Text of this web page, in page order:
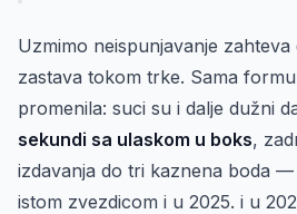
Uzmimo neispunjavanje
zastava tokom trke. Sama
promenila: suci su i dalje dužni
sekundi sa ulaskom u boks,
izdavanja do tri kaznena boda
istom zvezdicom i u 2025. i u